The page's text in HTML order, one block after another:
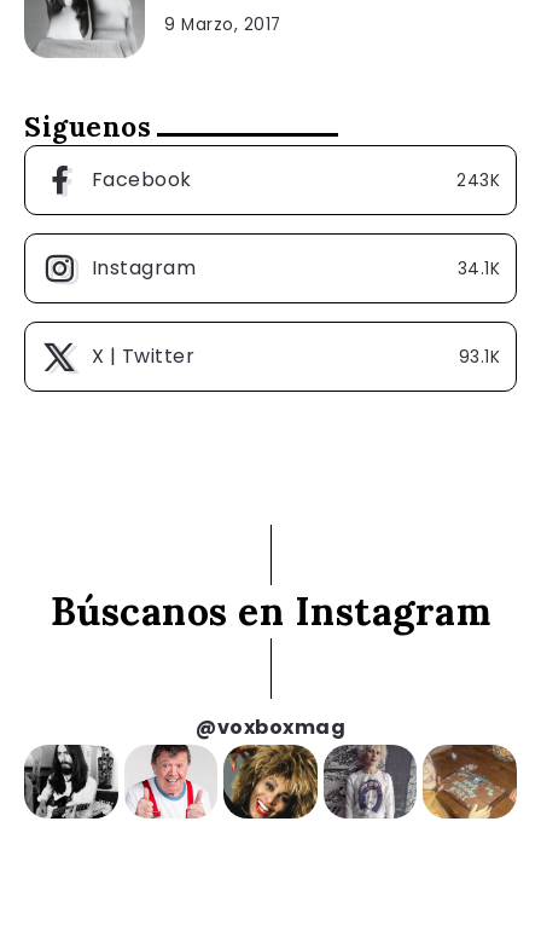
9 Marzo, 2017
Siguenos
Facebook 243K
Instagram 34.1K
X | Twitter 93.1K
Búscanos en Instagram
@voxboxmag